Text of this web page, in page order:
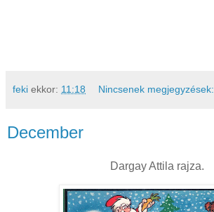
feki ekkor: 11:18 Nincsenek megjegyzések:
December
Dargay Attila rajza.